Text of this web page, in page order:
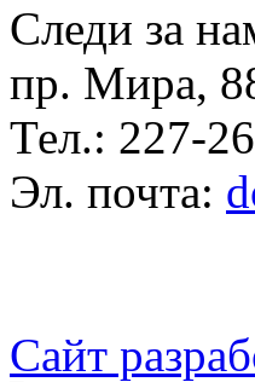
Следи за
пр. Мира,
Тел.: 227-
Эл. почта:
Сайт